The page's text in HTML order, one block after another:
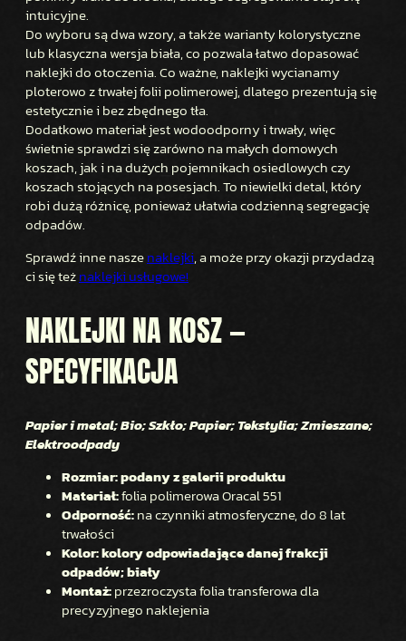
E
G
R
E
G
A
C
J
I
O
D
P
A
Ó
W
,
Ś
I
E
intuicyjne.
Do wyboru są dwa wzory, a także warianty kolorystyczne
lub klasyczna wersja biała, co pozwala łatwo dopasować
naklejki do otoczenia. Co ważne, naklejki wycianamy
ploterowo z trwałej folii polimerowej, dlatego prezentują się
estetycznie i bez zbędnego tła.
Dodatkowo materiał jest wodoodporny i trwały, więc
świetnie sprawdzi się zarówno na małych domowych
koszach, jak i na dużych pojemnikach osiedlowych czy
koszach stojących na posesjach. To niewielki detal, który
robi dużą różnicę, ponieważ ułatwia codzienną segregację
odpadów.
Sprawdź inne naszenaklejki, a może przy okazji przydadzą
ci się teżnaklejki usługowe!
NAKLEJKI NA KOSZ —
SPECYFIKACJA
Papier i metal; Bio; Szkło; Papier; Tekstylia; Zmieszane;
Elektroodpady
Rozmiar: podany z galerii produktu
Materiał:folia polimerowa Oracal 551
Odporność:na czynniki atmosferyczne, do 8 lat
trwałości
Kolor: kolory odpowiadające danej frakcji
odpadów; biały
Montaż:przezroczysta folia transferowa dla
precyzyjnego naklejenia